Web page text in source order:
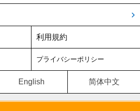
利用規約
プライバシーポリシー
简体中文
English